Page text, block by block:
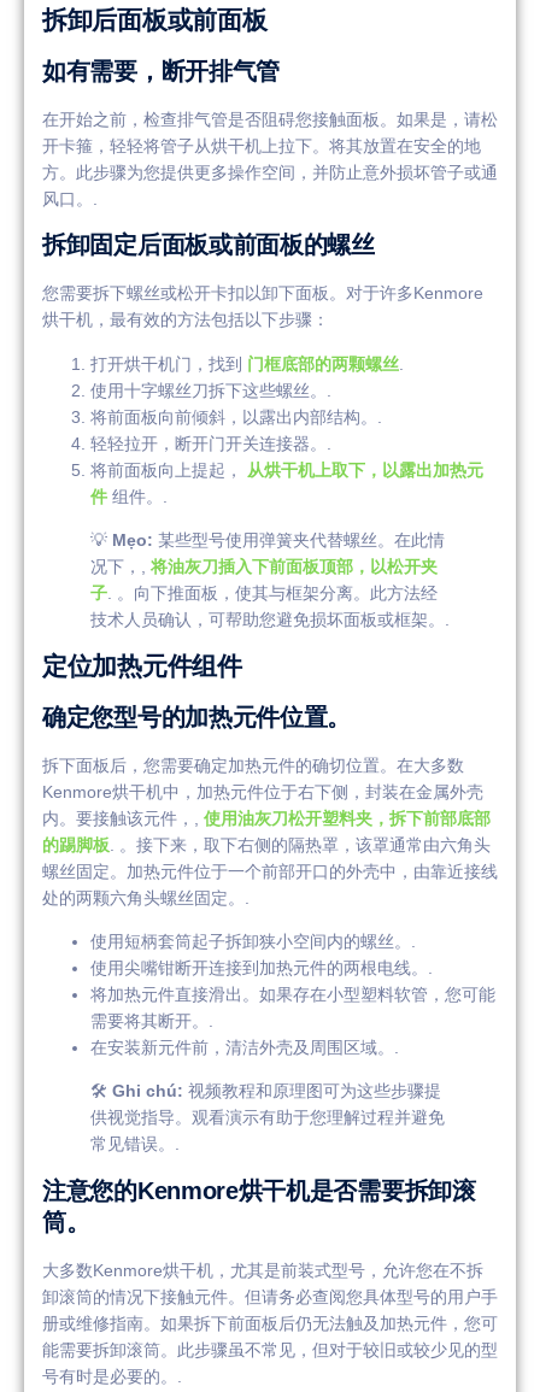
拆卸后面板或前面板
如有需要，断开排气管
在开始之前，检查排气管是否阻碍您接触面板。如果是，请松
开卡箍，轻轻将管子从烘干机上拉下。将其放置在安全的地
方。此步骤为您提供更多操作空间，并防止意外损坏管子或通
风口。.
拆卸固定后面板或前面板的螺丝
您需要拆下螺丝或松开卡扣以卸下面板。对于许多Kenmore
烘干机，最有效的方法包括以下步骤：
打开烘干机门，找到 门框底部的两颗螺丝
使用十字螺丝刀拆下这些螺丝。.
将前面板向前倾斜，以露出内部结构。.
轻轻拉开，断开门开关连接器。.
将前面板向上提起， 从烘干机上取下，以露出加热元
件 组件。.
💡 Mẹo: 某些型号使用弹簧夹代替螺丝。在此情
况下，, 将油灰刀插入下前面板顶部，以松开夹
子 . 。向下推面板，使其与框架分离。此方法经
技术人员确认，可帮助您避免损坏面板或框架。.
定位加热元件组件
确定您型号的加热元件位置。
拆下面板后，您需要确定加热元件的确切位置。在大多数
Kenmore烘干机中，加热元件位于右下侧，封装在金属外壳
内。要接触该元件，, 使用油灰刀松开塑料夹，拆下前部底部
的踢脚板 . 。接下来，取下右侧的隔热罩，该罩通常由六角头
螺丝固定。加热元件位于一个前部开口的外壳中，由靠近接线
处的两颗六角头螺丝固定。.
使用短柄套筒起子拆卸狭小空间内的螺丝。.
使用尖嘴钳断开连接到加热元件的两根电线。.
将加热元件直接滑出。如果存在小型塑料软管，您可能
需要将其断开。.
在安装新元件前，清洁外壳及周围区域。.
🛠️ Ghi chú: 视频教程和原理图可为这些步骤提
供视觉指导。观看演示有助于您理解过程并避免
常见错误。.
注意您的Kenmore烘干机是否需要拆卸滚
筒。
大多数Kenmore烘干机，尤其是前装式型号，允许您在不拆
卸滚筒的情况下接触元件。但请务必查阅您具体型号的用户手
册或维修指南。如果拆下前面板后仍无法触及加热元件，您可
能需要拆卸滚筒。此步骤虽不常见，但对于较旧或较少见的型
号有时是必要的。.